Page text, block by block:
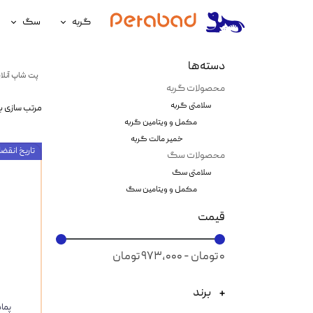
گربه
لوازم نگهداری گربه
سگ
لوازم
سلامتی
پت شاپ
مرتب سازی
تاریخ انقضاء :
دسته‌ها
محصولات گربه
سلامتی گربه
مکمل و ویتامین گربه
خمیر مالت گربه
محصولات سگ
سلامتی سگ
مکمل و ویتامین سگ
قیمت
۰ تومان - ۹۷۳,۰۰۰ تومان
برند